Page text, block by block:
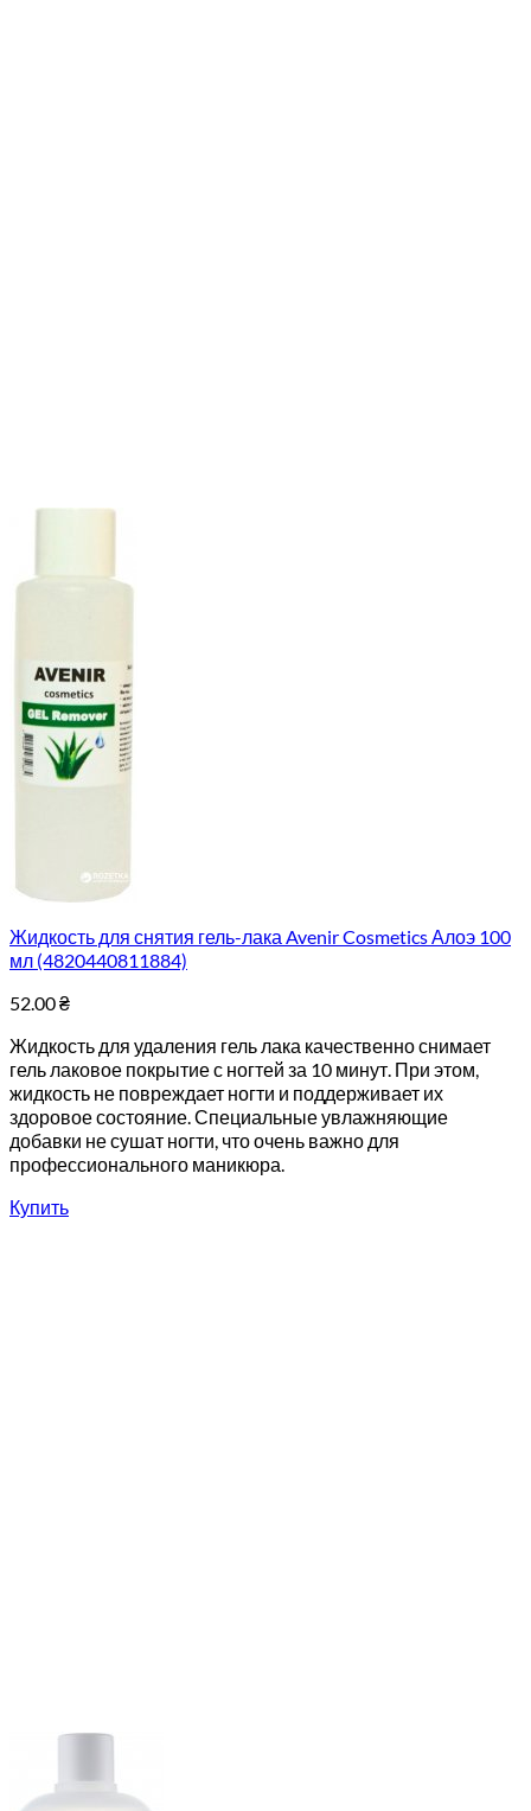
Жидкость для снятия гель-лака Avenir Cosmetics Алоэ 100
мл (4820440811884)
52.00₴
Жидкость для удаления гель лака качественно снимает
гель лаковое покрытие с ногтей за 10 минут. При этом,
жидкость не повреждает ногти и поддерживает их
здоровое состояние. Специальные увлажняющие
добавки не сушат ногти, что очень важно для
профессионального маникюра.
Купить